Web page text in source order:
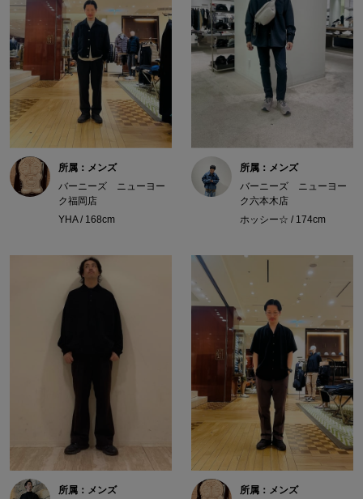
所属：メンズ
バーニーズ ニューヨー
ク福岡店
YHA / 168cm
所属：メンズ
バーニーズ ニューヨー
ク六本木店
ホッシー☆ / 174cm
所属：メンズ
所属：メンズ